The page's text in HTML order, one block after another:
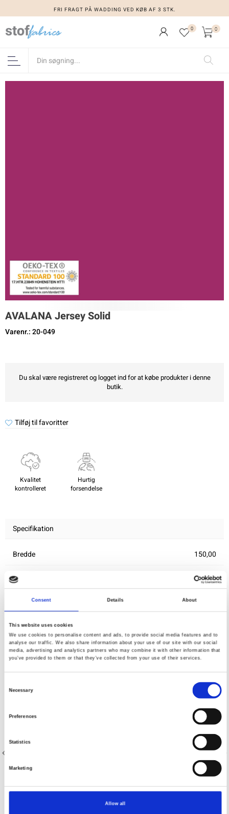
Consent Details About
This website uses cookies
We use cookies to personalise content and ads, to provide social media features and to
analyse our traffic. We also share information about your use of our site with our social
media, advertising and analytics partners who may combine it with other information that
you’ve provided to them or that they’ve collected from your use of their services.
Necessary
Preferences
Statistics
Marketing
Allow all
FRI FRAGT PÅ WADDING VED KØB AF 3 STK.
0 0
AVALANA Jersey Solid
Varenr.: 20-049
Du skal være registreret og logget ind for at købe produkter i denne
butik.
Tilføj til favoritter
Kvalitet
kontrolleret
Hurtig
forsendelse
Specifikation
Bredde
150,00
Materiale
95% bomuld 5% elastan
Vægt pr. kvadratmeter (m2)
0,212 Kg.
Du vil måske også synes om
AVALANA Jersey Melange AVALANA Jersey Solid